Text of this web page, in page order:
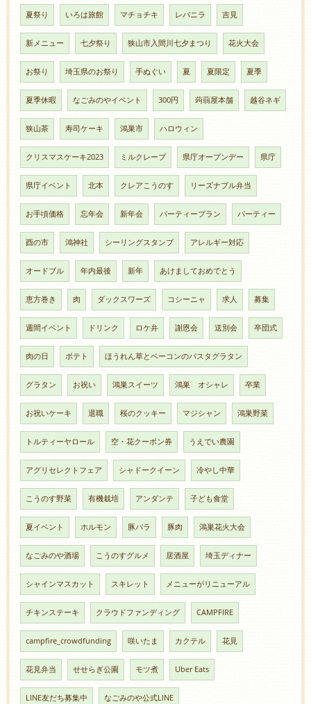
夏祭り いろは旅館 マチョチキ レバニラ 吉見
新メニュー 七夕祭り 狭山市入間川七夕まつり 花火大会
お祭り 埼玉県のお祭り 手ぬぐい 夏 夏限定 夏季
夏季休暇 なごみのやイベント 300円 蒟蒻屋本舗 越谷ネギ
狭山茶 寿司ケーキ 鴻巣市 ハロウィン
クリスマスケーキ2023 ミルクレープ 県庁オープンデー 県庁
県庁イベント 北本 クレアこうのす リーズナブル弁当
お手頃価格 忘年会 新年会 パーティープラン パーティー
酉の市 鴻神社 シーリングスタンプ アレルギー対応
オードブル 年内最後 新年 あけましておめでとう
恵方巻き 肉 ダックスワーズ コシーニャ 求人 募集
週間イベント ドリンク ロケ弁 謝恩会 送別会 卒団式
肉の日 ポテト ほうれん草とベーコンのパスタグラタン
グラタン お祝い 鴻巣スイーツ 鴻巣 オシャレ 卒業
お祝いケーキ 退職 桜のクッキー マジシャン 鴻巣野菜
トルティーヤロール 空・花クーポン券 うえでい農園
アグリセレクトフェア シャドークイーン 冷やし中華
こうのす野菜 有機栽培 アンダンテ 子ども食堂
夏イベント ホルモン 豚バラ 豚肉 鴻巣花火大会
なごみのや酒場 こうのすグルメ 居酒屋 埼玉ディナー
シャインマスカット スキレット メニューがリニューアル
チキンステーキ クラウドファンディング CAMPFIRE
campfire_crowdfunding 咲いたま カクテル 花見
花見弁当 せせらぎ公園 モツ煮 Uber Eats
LINE友だち募集中 なごみのや公式LINE